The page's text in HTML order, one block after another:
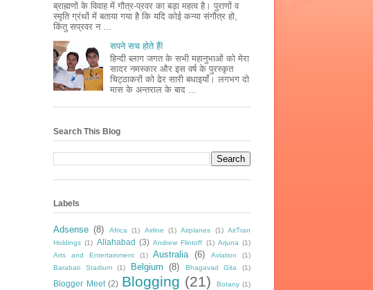
ब्राह्मणों के विवाह में गौत्र-प्रवर का बड़ा महत्व है। पुराणों व
स्मृति ग्रंथों में बताया गया है कि यदि कोई कन्या संगौत्र हो,
किंतु सप्रवर न ...
सपने सच होते हैं!
हिन्दी ब्लाग जगत के सभी महानुभाओं को मेरा
सादर नमस्कार और इस वर्ष के पुरस्कृत
चिट्ठाकरों को ढेर सारी बधाइयाँ। लगभग दो
मास के अन्तराल के बाद ...
Search This Blog
Labels
Adsense (8) Africa (1) Airline (1) Airplanes (1) AirTran
Holdings (1) Allahabad (3) Andrew Flintoff (1) Arjuna (1)
Arts and Entertainment
(1) Australia (6) Aviation
(1)
Barabati Stadium
(1) Belgium (8) Bhagavad Gita (1)
Blogger Meet (2) Blogging (21) Botany (1)